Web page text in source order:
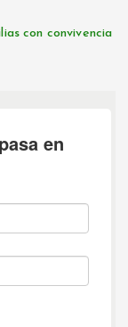
con convivencia